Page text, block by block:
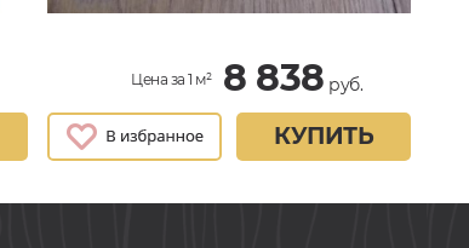
Цена за 1 м² 8 838 руб.
КУПИТЬ